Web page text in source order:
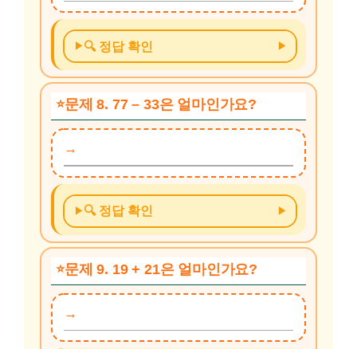
🔍 정답 확인
문제 8. 77 – 33은 얼마인가요?
🔍 정답 확인
문제 9. 19 + 21은 얼마인가요?